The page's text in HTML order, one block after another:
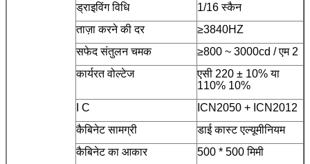
ड्राइविंग विधि
1/16 स्कैन
ताज़ा करने की दर
≥3840HZ
सफेद संतुलन चमक
≥800 ~ 3000cd / एम 2
कार्यरत वोल्टेज
एसी 220 ± 10% या
110% 10%
I C
ICN2050 + ICN2012
कैबिनेट सामग्री
डाई कास्ट एल्यूमीनियम
कैबिनेट का आकार
500 * 500 मिमी